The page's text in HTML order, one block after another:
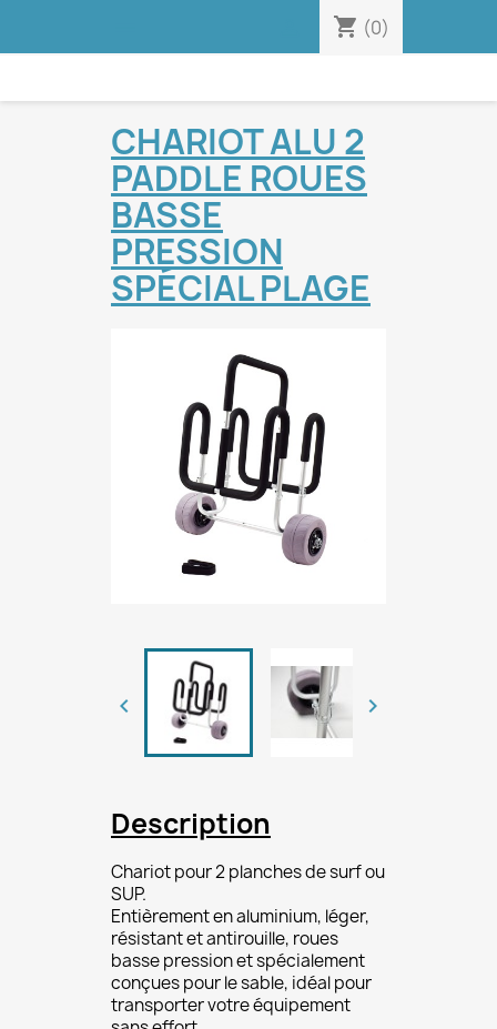
shopping_cart (0)
CHARIOT ALU 2
PADDLE ROUES
BASSE
PRESSION
SPÉCIAL PLAGE
 
Description
Chariot pour 2 planches de surf ou
SUP.
Entièrement en aluminium, léger,
résistant et antirouille, roues
basse pression et spécialement
conçues pour le sable, idéal pour
transporter votre équipement